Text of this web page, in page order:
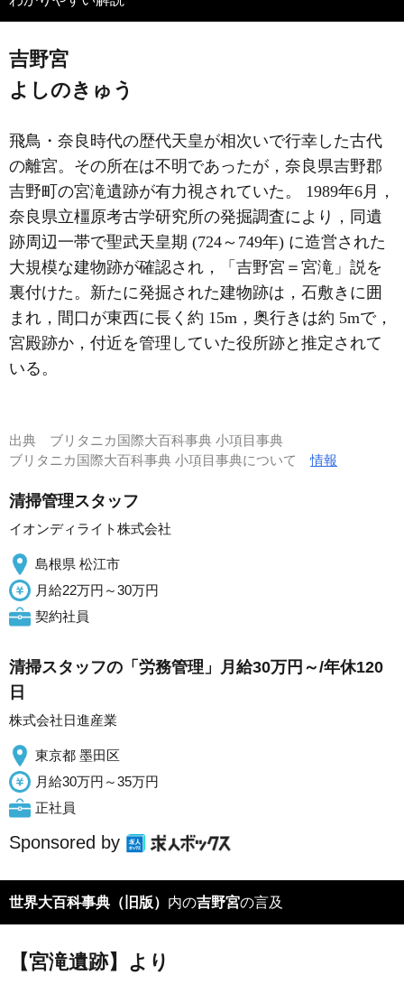
吉野宮
よしのきゅう
飛鳥・奈良時代の歴代天皇が相次いで行幸した古代
の離宮。その所在は不明であったが，奈良県吉野郡
吉野町の宮滝遺跡が有力視されていた。 1989年6月，
奈良県立橿原考古学研究所の発掘調査により，同遺
跡周辺一帯で聖武天皇期 (724～749年) に造営された
大規模な建物跡が確認され，「吉野宮＝宮滝」説を
裏付けた。新たに発掘された建物跡は，石敷きに囲
まれ，間口が東西に長く約 15m，奥行きは約 5mで，
宮殿跡か，付近を管理していた役所跡と推定されて
いる。
出典 ブリタニカ国際大百科事典 小項目事典
ブリタニカ国際大百科事典 小項目事典について情報
清掃管理スタッフ
イオンディライト株式会社
島根県 松江市
月給22万円～30万円
契約社員
清掃スタッフの「労務管理」月給30万円～/年休120
日
株式会社日進産業
東京都 墨田区
月給30万円～35万円
正社員
Sponsored by
世界大百科事典（旧版） 内の吉野宮の言及
【宮滝遺跡】より